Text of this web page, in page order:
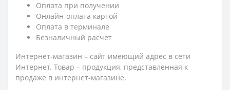
Оплата при получении
Онлайн-оплата картой
Оплата в терминале
Безналичный расчет
Интернет-магазин – сайт имеющий адрес в сети
Интернет. Товар – продукция, представленная к
продаже в интернет-магазине.